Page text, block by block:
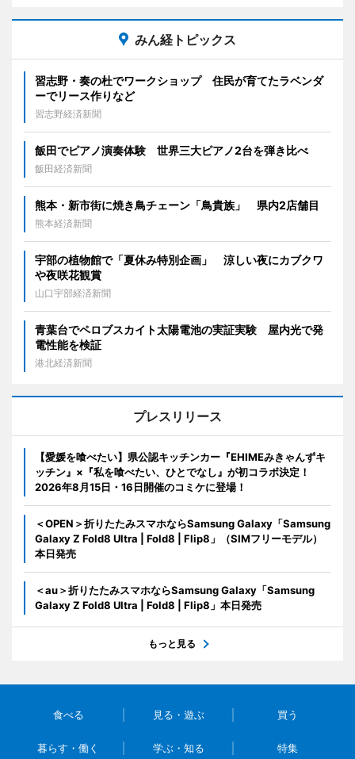
みん経トピックス
習志野・奏の杜でワークショップ 住民が育てたラベンダ
ーでリース作りなど
習志野経済新聞
飯田でピアノ演奏体験 世界三大ピアノ2台を弾き比べ
飯田経済新聞
熊本・新市街に焼き鳥チェーン「鳥貴族」 県内2店舗目
熊本経済新聞
宇部の植物館で「夏休み特別企画」 涼しい夜にカブクワ
や夜咲花観賞
山口宇部経済新聞
青葉台でペロブスカイト太陽電池の実証実験 屋内光で発
電性能を検証
港北経済新聞
プレスリリース
【愛媛を喰べたい】県公認キッチンカー『EHIMEみきゃんずキ
ッチン』×『私を喰べたい、ひとでなし』が初コラボ決定！
2026年8月15日・16日開催のコミケに登場！
＜OPEN＞折りたたみスマホならSamsung Galaxy「Samsung
Galaxy Z Fold8 Ultra | Fold8 | Flip8」（SIMフリーモデル）
本日発売
＜au＞折りたたみスマホならSamsung Galaxy「Samsung
Galaxy Z Fold8 Ultra | Fold8 | Flip8」本日発売
もっと見る
食べる 見る・遊ぶ 買う
暮らす・働く 学ぶ・知る 特集